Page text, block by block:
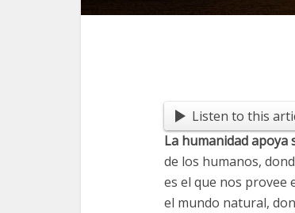
Listen to this
La humanidad apoya
de los humanos,
es el que nos provee
el mundo natural,